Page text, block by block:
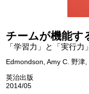
チームが機能す
「学習力」と「実行
Edmondson, Amy C. 野津,
英治出版
2014/05